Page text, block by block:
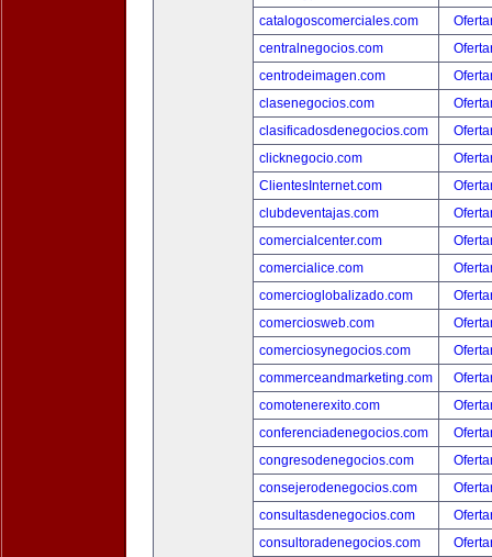
catalogoscomerciales.com
centralnegocios.com
centrodeimagen.com
clasenegocios.com
clasificadosdenegocios.com
clicknegocio.com
ClientesInternet.com
clubdeventajas.com
comercialcenter.com
comercialice.com
comercioglobalizado.com
comerciosweb.com
comerciosynegocios.com
commerceandmarketing.com
comotenerexito.com
conferenciadenegocios.com
congresodenegocios.com
consejerodenegocios.com
consultasdenegocios.com
consultoradenegocios.com